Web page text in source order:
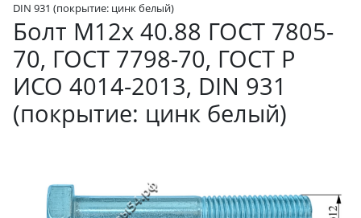
DIN 931 (покрытие: цинк белый)
Болт М12х 40.88 ГОСТ 7805-
70, ГОСТ 7798-70, ГОСТ Р
ИСО 4014-2013, DIN 931
(покрытие: цинк белый)